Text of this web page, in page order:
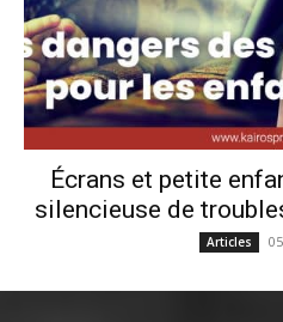
Écrans et petite
silencieuse de
Articles